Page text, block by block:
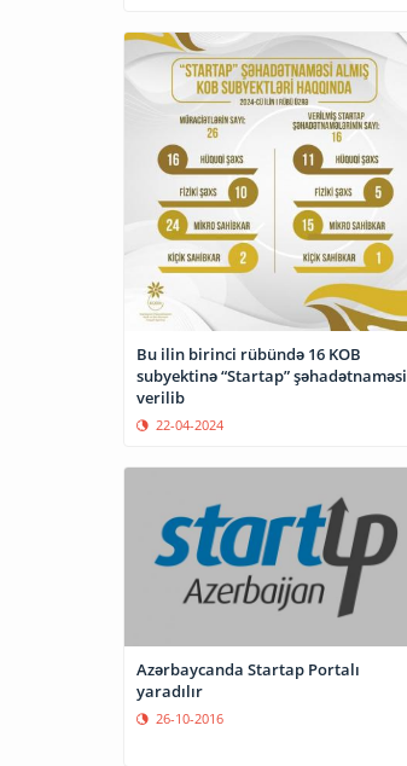
Bu ilin birinci rübündə 16 KOB
subyektinə “Startap” şəhadətnaməsi
verilib
22-04-2024
Azərbaycanda Startap Portalı
yaradılır
26-10-2016